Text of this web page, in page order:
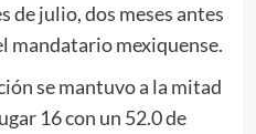
de julio, dos meses antes
mandatario mexiquense.
se mantuvo a la mitad
16 con un 52.0 de